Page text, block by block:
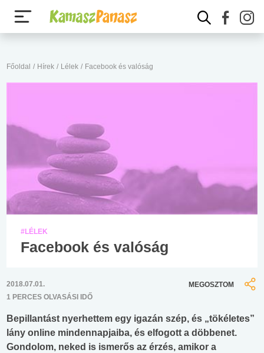
Főoldal / Hírek / Lélek / Facebook és valóság
#LÉLEK
Facebook és valóság
2018.07.01.
1 PERCES OLVASÁSI IDŐ
MEGOSZTOM
Bepillantást nyerhettem egy igazán szép, és „tökéletes”
lány online mindennapjaiba, és elfogott a döbbenet.
Gondolom, neked is ismerős az érzés, amikor a